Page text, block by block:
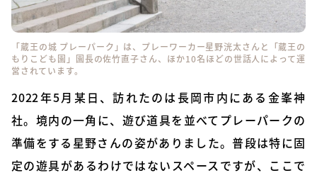
「蔵王の城 プレーパーク」は、プレーワーカー星野洸太さんと「蔵王の
もりこども園」園長の佐竹直子さん、ほか10名ほどの世話人によって運
営されています。
2022年5月某日、訪れたのは長岡市内にある金峯神
社。境内の一角に、遊び道具を並べてプレーパークの
準備をする星野さんの姿がありました。普段は特に固
定の遊具があるわけではないスペースですが、ここで